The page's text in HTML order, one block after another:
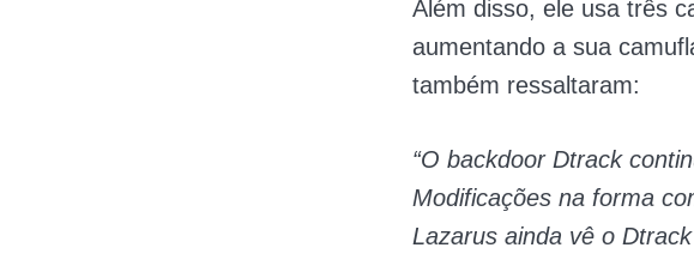
Além disso, ele usa três
aumentando a sua
também ressaltaram:
“O backdoor Dtrack
Modificações na forma
Lazarus ainda vê o